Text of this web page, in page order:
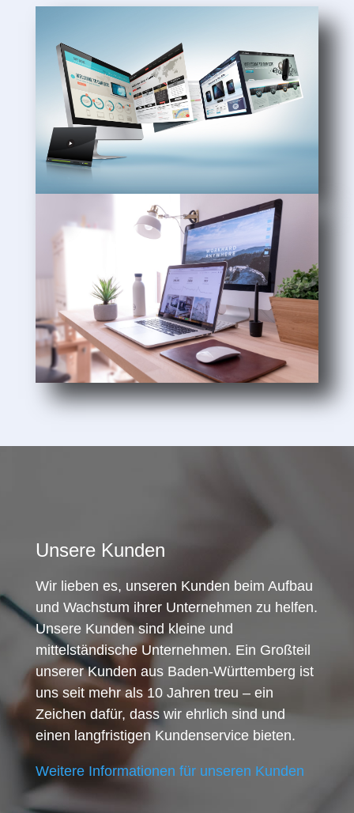
Unsere Kunden
Wir lieben es, unseren Kunden beim Aufbau
und Wachstum ihrer Unternehmen zu helfen.
Unsere Kunden sind kleine und
mittelständische Unternehmen. Ein Großteil
unserer Kunden aus Baden-Württemberg ist
uns seit mehr als 10 Jahren treu – ein
Zeichen dafür, dass wir ehrlich sind und
einen langfristigen Kundenservice bieten.
Weitere Informationen für unseren Kunden